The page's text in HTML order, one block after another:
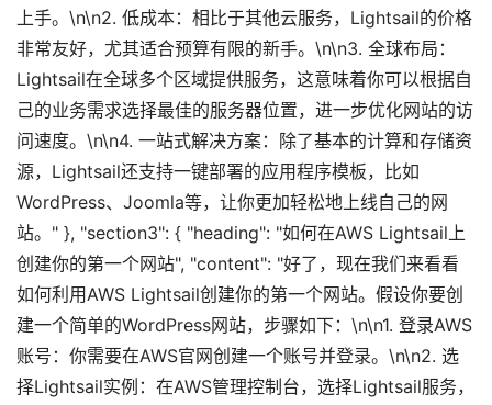
上手。\n\n2. 低成本：相比于其他云服务，Lightsail的价格
非常友好，尤其适合预算有限的新手。\n\n3. 全球布局：
Lightsail在全球多个区域提供服务，这意味着你可以根据自
己的业务需求选择最佳的服务器位置，进一步优化网站的访
问速度。\n\n4. 一站式解决方案：除了基本的计算和存储资
源，Lightsail还支持一键部署的应用程序模板，比如
WordPress、Joomla等，让你更加轻松地上线自己的网
站。" }, "section3": { "heading": "如何在AWS Lightsail上
创建你的第一个网站", "content": "好了，现在我们来看看
如何利用AWS Lightsail创建你的第一个网站。假设你要创
建一个简单的WordPress网站，步骤如下：\n\n1. 登录AWS
账号：你需要在AWS官网创建一个账号并登录。\n\n2. 选
择Lightsail实例：在AWS管理控制台，选择Lightsail服务，